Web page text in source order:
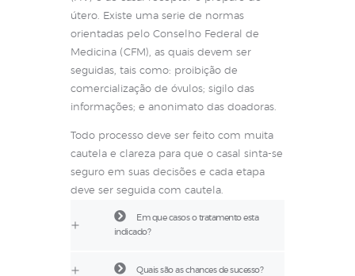
útero. Existe uma serie de normas
orientadas pelo Conselho Federal de
Medicina (CFM), as quais devem ser
seguidas, tais como: proibição de
comercialização de óvulos; sigilo das
informações; e anonimato das doadoras.
Todo processo deve ser feito com muita
cautela e clareza para que o casal sinta-se
seguro em suas decisões e cada etapa
deve ser seguida com cautela.
Em que casos o tratamento esta
indicado?
Quais são as chances de sucesso?